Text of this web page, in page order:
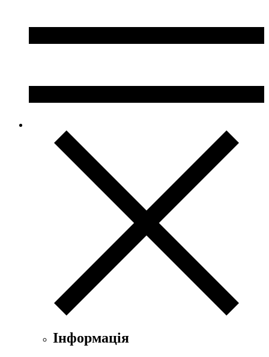
Інформація